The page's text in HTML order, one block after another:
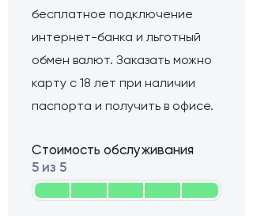
бесплатное подключение
интернет-банка и льготный
обмен валют. Заказать можно
карту с 18 лет при наличии
паспорта и получить в офисе.
Стоимость обслуживания
5 из 5